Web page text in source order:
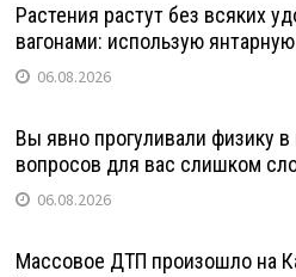
Растения растут без всяких
вагонами: использую
06.08.2026
Вы явно прогуливали физику
вопросов для вас слишком
06.08.2026
Массовое ДТП произошло на